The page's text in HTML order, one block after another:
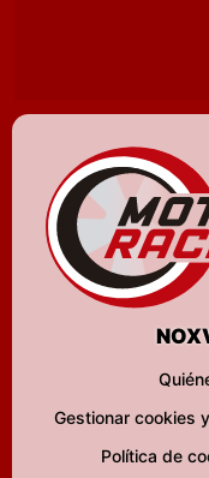
Gestionar cookies
Política de